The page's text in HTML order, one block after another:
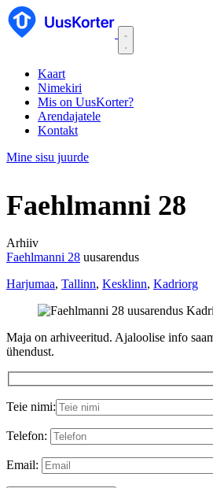
Kaart
Nimekiri
Mis on UusKorter?
Arendajatele
Kontakt
Mine sisu juurde
Faehlmanni 28
Arhiiv
Faehlmanni 28 uusarendus
Harjumaa, Tallinn, Kesklinn, Kadriorg
Maja on arhiveeritud. Ajaloolise info
ühendust.
Teie nimi:
Telefon:
Email: